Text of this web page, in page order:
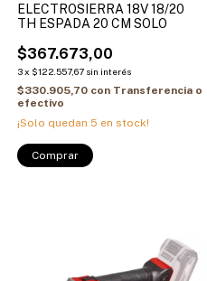
ELECTROSIERRA 18V 18/20
TH ESPADA 20 CM SOLO
$367.673,00
3x $122.557,67 sin interés
$330.905,70 con Transferencia o
efectivo
¡Solo quedan5 en stock!